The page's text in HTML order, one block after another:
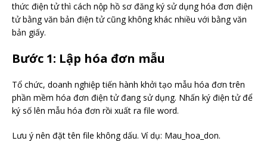
thức điện tử thì cách nộp hồ sơ đăng ký sử dụng hóa đơn điện
tử bằng văn bản điện tử cũng không khác nhiều với bằng văn
bản giấy.
Bước 1: Lập hóa đơn mẫu
Tổ chức, doanh nghiệp tiến hành khởi tạo mẫu hóa đơn trên
phần mềm hóa đơn điện tử đang sử dụng. Nhấn ký điện tử để
ký số lên mẫu hóa đơn rồi xuất ra file word.
Lưu ý nên đặt tên file không dấu. Ví dụ: Mau_hoa_don.